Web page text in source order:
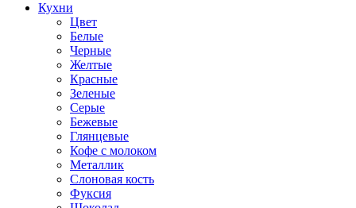
Кухни
Цвет
Белые
Черные
Желтые
Красные
Зеленые
Серые
Бежевые
Глянцевые
Кофе с молоком
Металлик
Слоновая кость
Фуксия